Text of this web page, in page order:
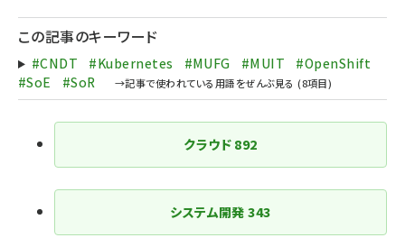
この記事のキーワード
#CNDT #Kubernetes #MUFG #MUIT
#OpenShift
#SoE
#SoR
クラウド 892
システム開発343